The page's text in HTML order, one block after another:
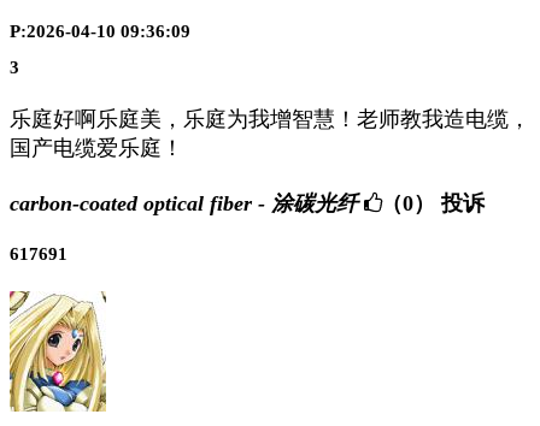
P:2026-04-10 09:36:09
3
乐庭好啊乐庭美，乐庭为我增智慧！老师教我造电缆，
国产电缆爱乐庭！
carbon-coated optical fiber - 涂碳光纤 （0） 投诉
617691